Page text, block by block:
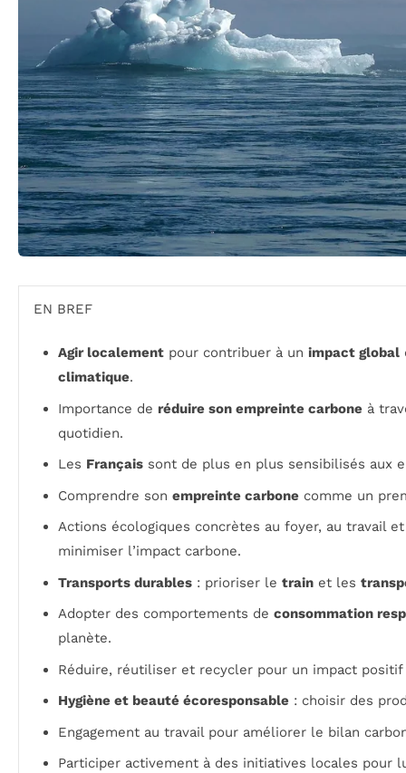
EN BREF
Agir localement pour contribuer à un impact global
climatique.
Importance de réduire son empreinte carbone à
quotidien.
Les Français sont de plus en plus sensibilisés aux
Comprendre son empreinte carbone comme un
Actions écologiques concrètes au foyer, au travail
minimiser l’impact carbone.
Transports durables : prioriser le train et les
Adopter des comportements de consommation
planète.
Réduire, réutiliser et recycler pour un impact positif
Hygiène et beauté écoresponsable : choisir des
Engagement au travail pour améliorer le bilan
Participer activement à des initiatives locales pour